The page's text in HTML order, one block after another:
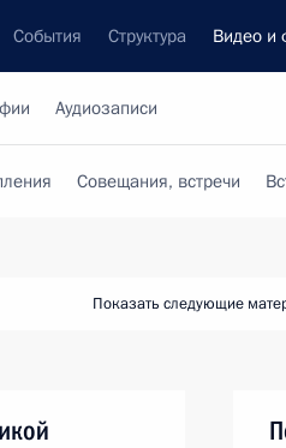
События Структура Видео и
Аудиозаписи
Совещания, встречи
Показать следующие